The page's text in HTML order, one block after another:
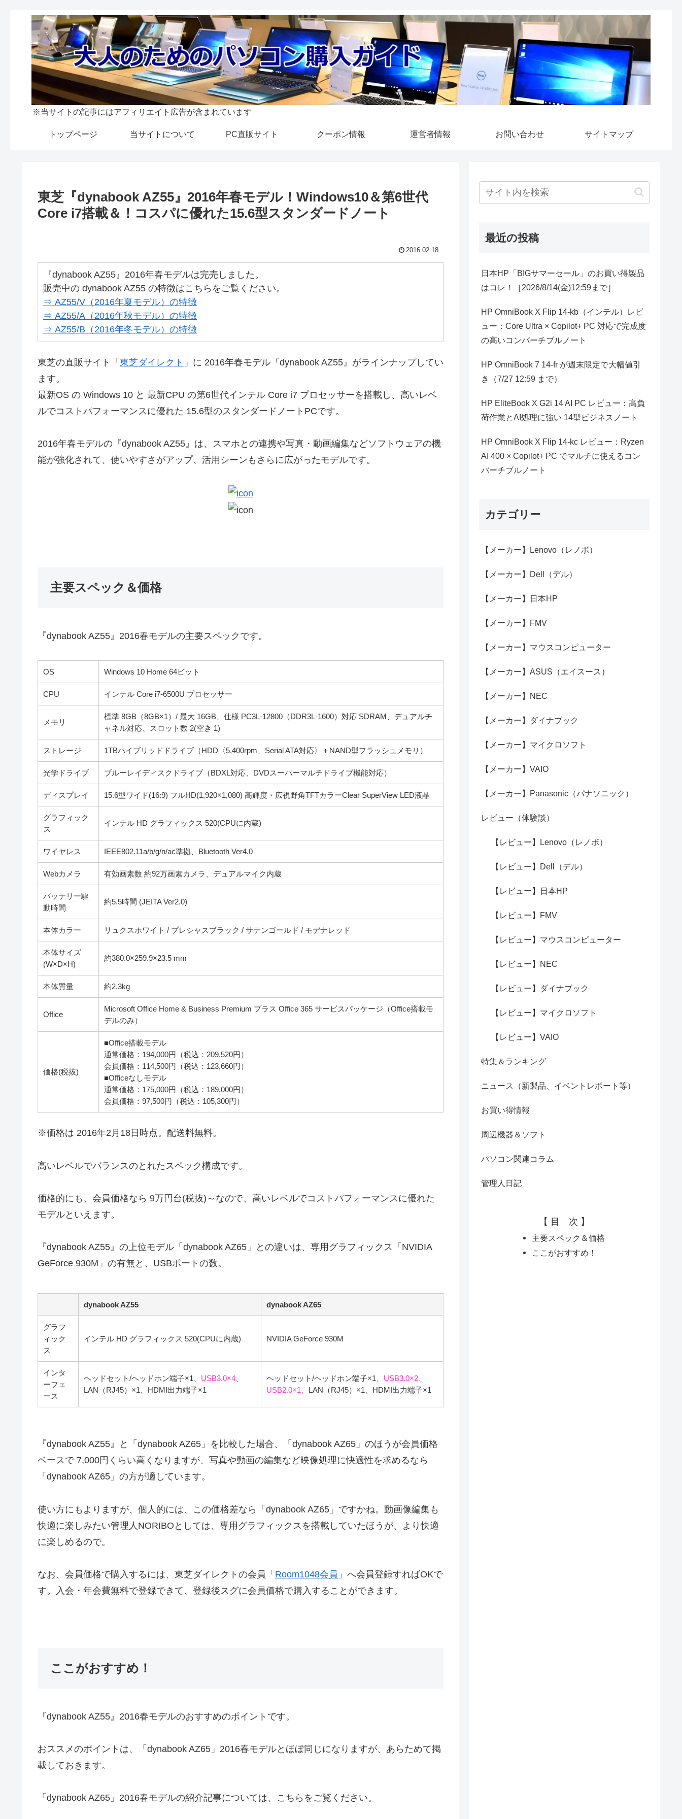
※当サイトの記事にはアフィリエイト広告が含まれています
トップページ 当サイトについて PC直販サイト クーポン情報 運営者情報 お問い合わせ サイトマップ
東芝『dynabook AZ55』2016年春モデル！Windows10＆第6世代
Core i7搭載＆！コスパに優れた15.6型スタンダードノート
2016.02.18
『dynabook AZ55』2016年春モデルは完売しました。
販売中の dynabook AZ55 の特徴はこちらをご覧ください。
⇒ AZ55/V（2016年夏モデル）の特徴
⇒ AZ55/A（2016年秋モデル）の特徴
⇒ AZ55/B（2016年冬モデル）の特徴
東芝の直販サイト「 東芝ダイレクト 」に 2016年春モデル『dynabook AZ55』がラインナップしてい
ます。
最新OS の Windows 10 と 最新CPU の第6世代インテル Core i7 プロセッサーを搭載し、高いレベ
ルでコストパフォーマンスに優れた 15.6型のスタンダードノートPCです。
2016年春モデルの『dynabook AZ55』は、スマホとの連携や写真・動画編集などソフトウェアの機
能が強化されて、使いやすさがアップ、活用シーンもさらに広がったモデルです。
主要スペック＆価格
『dynabook AZ55』2016春モデルの主要スペックです。
OS Windows 10 Home 64ビット
CPU インテル Core i7-6500U プロセッサー
メモリ
標準 8GB（8GB×1）/ 最大 16GB、仕様 PC3L-12800（DDR3L-1600）対応 SDRAM、デュアルチ
ャネル対応、スロット数 2(空き 1)
ストレージ 1TBハイブリッドドライブ（HDD〈5,400rpm、Serial ATA対応〉＋NAND型フラッシュメモリ）
光学ドライブ ブルーレイディスクドライブ（BDXL対応、DVDスーパーマルチドライブ機能対応）
ディスプレイ 15.6型ワイド(16:9) フルHD(1,920×1,080) 高輝度・広視野角TFTカラーClear SuperView LED液晶
グラフィック
ス
インテル HD グラフィックス 520(CPUに内蔵)
ワイヤレス IEEE802.11a/b/g/n/ac準拠、Bluetooth Ver4.0
Webカメラ 有効画素数 約92万画素カメラ、デュアルマイク内蔵
バッテリー駆
動時間
約5.5時間 (JEITA Ver2.0)
本体カラー リュクスホワイト / プレシャスブラック / サテンゴールド / モデナレッド
本体サイズ
(W×D×H)
約380.0×259.9×23.5 mm
本体質量 約2.3kg
Office
Microsoft Office Home & Business Premium プラス Office 365 サービスパッケージ（Office搭載モ
デルのみ）
価格(税抜)
■Office搭載モデル
通常価格：194,000円（税込：209,520円）
会員価格：114,500円（税込：123,660円）
■Officeなしモデル
通常価格：175,000円（税込：189,000円）
会員価格：97,500円（税込：105,300円）
※価格は 2016年2月18日時点。配送料無料。
高いレベルでバランスのとれたスペック構成です。
価格的にも、会員価格なら 9万円台(税抜)～なので、高いレベルでコストパフォーマンスに優れた
モデルといえます。
『dynabook AZ55』の上位モデル「dynabook AZ65」との違いは、専用グラフィックス「NVIDIA
GeForce 930M」の有無と、USBポートの数。
dynabook AZ55 dynabook AZ65
グラフ
ィック
ス
インテル HD グラフィックス 520(CPUに内蔵) NVIDIA GeForce 930M
インタ
ーフェ
ース
ヘッドセット/ヘッドホン端子×1、 USB3.0×4
LAN（RJ45）×1、HDMI出力端子×1
ヘッドセット/ヘッドホン端子×1、 USB3.0×2、
USB2.0×1 、LAN（RJ45）×1、HDMI出力端子×1
『dynabook AZ55』と「dynabook AZ65」を比較した場合、「dynabook AZ65」のほうが会員価格
ベースで 7,000円くらい高くなりますが、写真や動画の編集など映像処理に快適性を求めるなら
「dynabook AZ65」の方が適しています。
使い方にもよりますが、個人的には、この価格差なら「dynabook AZ65」ですかね。動画像編集も
快適に楽しみたい管理人NORIBOとしては、専用グラフィックスを搭載していたほうが、より快適
に楽しめるので。
なお、会員価格で購入するには、東芝ダイレクトの会員「 Room1048会員 」へ会員登録すればOKで
す。入会・年会費無料で登録できて、登録後スグに会員価格で購入することができます。
ここがおすすめ！
『dynabook AZ55』2016春モデルのおすすめのポイントです。
おススメのポイントは、「dynabook AZ65」2016春モデルとほぼ同じになりますが、あらためて掲
載しておきます。
「dynabook AZ65」2016春モデルの紹介記事については、こちらをご覧ください。
最近の投稿
日本HP「BIGサマーセール」のお買い得製品
はコレ！［2026/8/14(金)12:59まで］
HP OmniBook X Flip 14-kb（インテル）レビ
ュー：Core Ultra × Copilot+ PC 対応で完成度
の高いコンバーチブルノート
HP OmniBook 7 14-fr が週末限定で大幅値引
き（7/27 12:59 まで）
HP EliteBook X G2i 14 AI PC レビュー：高負
荷作業とAI処理に強い 14型ビジネスノート
HP OmniBook X Flip 14-kc レビュー：Ryzen
AI 400 × Copilot+ PC でマルチに使えるコン
バーチブルノート
カテゴリー
【メーカー】Lenovo（レノボ）
【メーカー】Dell（デル）
【メーカー】日本HP
【メーカー】FMV
【メーカー】マウスコンピューター
【メーカー】ASUS（エイスース）
【メーカー】NEC
【メーカー】ダイナブック
【メーカー】マイクロソフト
【メーカー】VAIO
【メーカー】Panasonic（パナソニック）
レビュー（体験談）
【レビュー】Lenovo（レノボ）
【レビュー】Dell（デル）
【レビュー】日本HP
【レビュー】FMV
【レビュー】マウスコンピューター
【レビュー】NEC
【レビュー】ダイナブック
【レビュー】マイクロソフト
【レビュー】VAIO
特集＆ランキング
ニュース（新製品、イベントレポート等）
お買い得情報
周辺機器＆ソフト
パソコン関連コラム
管理人日記
【 目 次 】
主要スペック＆価格
ここがおすすめ！